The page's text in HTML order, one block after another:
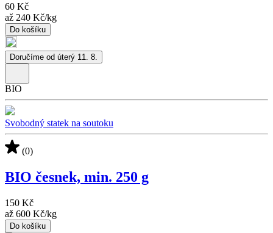
60 Kč
až 240 Kč/kg
Do košíku
Doručíme od úterý 11. 8.
BIO
Svobodný statek na soutoku
(0)
BIO česnek, min. 250 g
150 Kč
až 600 Kč/kg
Do košíku